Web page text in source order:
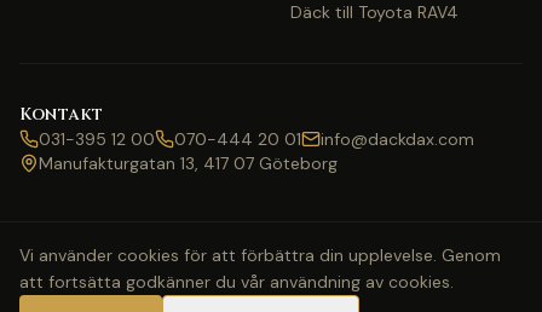
Däck till Toyota RAV4
Kontakt
031-395 12 00 070-444 20 01
info@dackdax.com
Manufakturgatan 13, 417 07 Göteborg
©2026Däck Dax. Alla rättigheter förbehållna.
WebbkartaKlarnaSwishVisaMastercard
med pris eller bokning?
Vi använder cookies för att förbättra din upplevelse. Genom
att fortsätta godkänner du vår användning av cookies.